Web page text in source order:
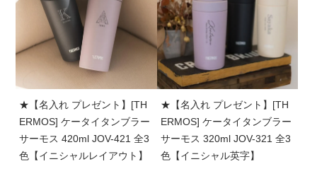
★【名入れ プレゼント】[TH
ERMOS] ケータイタンブラー
サーモス 420ml JOV-421 全3
色【イニシャルレイアウト】
★【名入れ プレゼント】[TH
ERMOS] ケータイタンブラー
サーモス 320ml JOV-321 全3
色【イニシャル英字】